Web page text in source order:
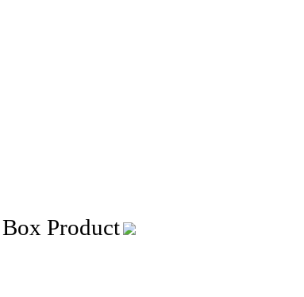
Product